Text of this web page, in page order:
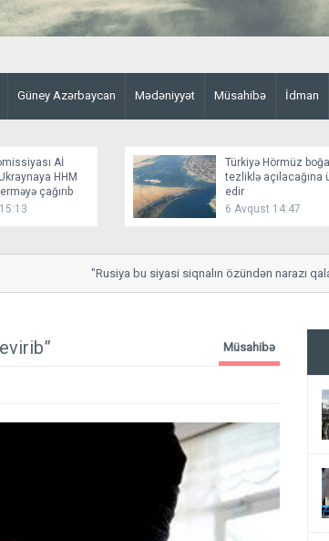
Güney Azərbaycan Mədəniyyət Müsahibə İdman
Aİ
HHM
çağırıb
Türkiyə Hörmüz
tezliklə açılacağına
edir
6 Avqust 14:47
"Rusiya bu siyasi siqnalın özündən narazı qalacaq"
Müsahibə